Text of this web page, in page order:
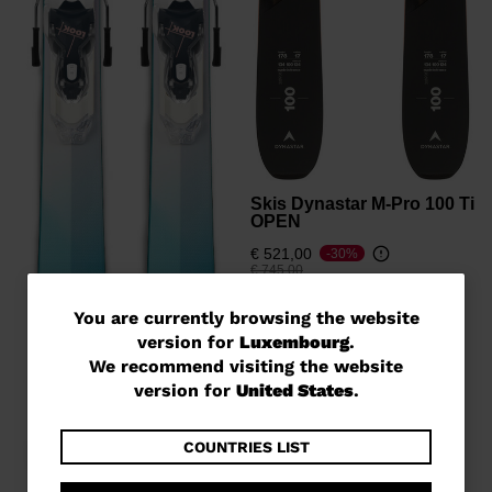
You
are
currently
You are currently browsing the website
version for Luxembourg.
We recommend visiting the website
version for United States.
COUNTRIES LIST
Skis Dynastar M-Pro 100 Ti
OPEN
€ 521,00
Prix réduit de
€ 745,00à
-30%